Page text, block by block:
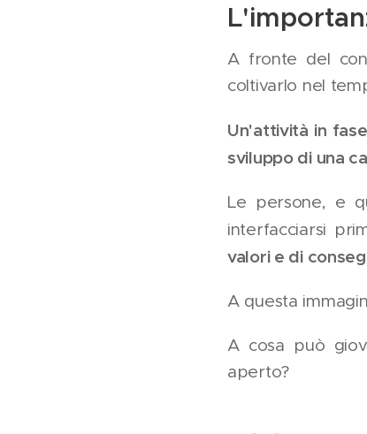
A fronte del
coltivarlo nel
Un'attività in
sviluppo di una
Le persone, e
interfacciarsi
valori e di
A questa
A cosa può
aperto?